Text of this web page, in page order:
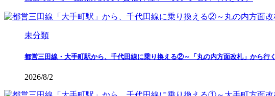
未分類
都営三田線・大手町駅から、千代田線に乗り換える②～「丸の内方面改札」から行く
2026/8/2